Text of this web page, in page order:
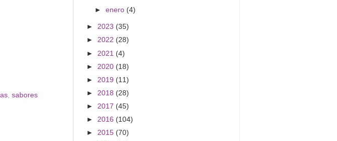
sabores
►enero (4)
► 2023 (35)
► 2022 (28)
► 2021 (4)
► 2020 (18)
► 2019 (11)
► 2018 (28)
► 2017 (45)
► 2016 (104)
► 2015 (70)